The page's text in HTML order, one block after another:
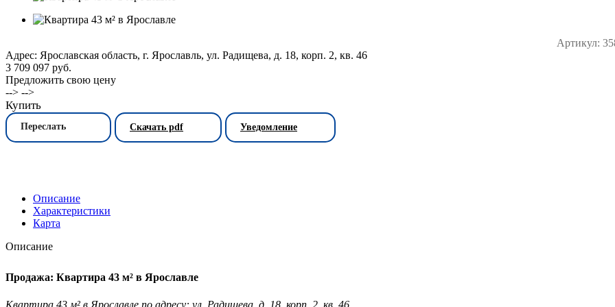
Артикул:
Адрес: Ярославская область, г. Ярославль, ул. Радищева, д. 18, корп. 2, кв. 46
3 709 097 руб.
Предложить свою цену
--> -->
Купить
Переслать Скачать pdf Уведомление
Описание
Характеристики
Карта
Описание
Продажа: Квартира 43 м² в Ярославле
Квартира 43 м² в Ярославле по адресу: ул. Радищева, д. 18, корп. 2, кв. 46